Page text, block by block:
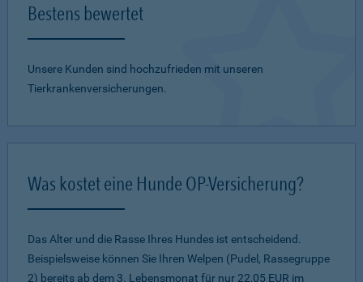
Bestens bewertet
Unsere Kunden sind hochzufrieden mit unseren
Tierkrankenversicherungen.
Was kostet eine Hunde OP-Versicherung?
Das Alter und die Rasse Ihres Hundes ist entscheidend.
Beispielsweise können Sie Ihren Welpen (Pudel, Rassegruppe
2) bereits ab dem 3. Lebensmonat für nur 22,05 EUR im